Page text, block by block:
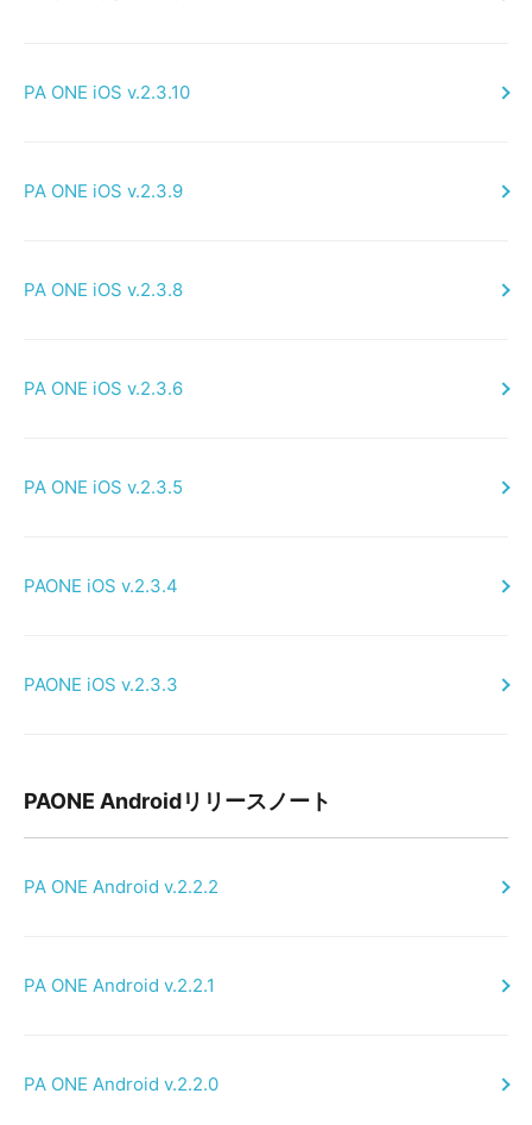
PA ONE iOS v.2.3.10
PA ONE iOS v.2.3.9
PA ONE iOS v.2.3.8
PA ONE iOS v.2.3.6
PA ONE iOS v.2.3.5
PAONE iOS v.2.3.4
PAONE iOS v.2.3.3
PAONE Androidリリースノート
PA ONE Android v.2.2.2
PA ONE Android v.2.2.1
PA ONE Android v.2.2.0